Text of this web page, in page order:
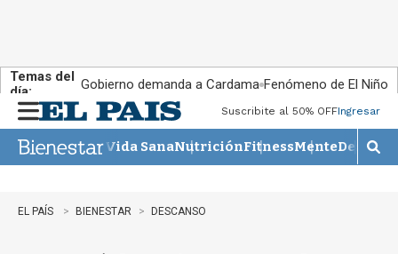
Temas del
día:
Gobierno demanda a Cardama Fenómeno de El Niño
n
u
Suscribite al 50% OFFIngresar
Vida SanaNutriciónFitnessMente
M
o
EL PAÍS BIENESTAR DESCANSO